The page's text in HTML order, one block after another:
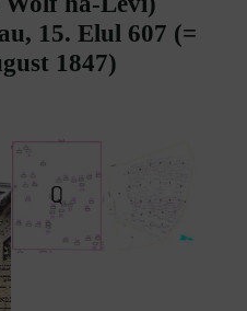
15. Elul 607 (=
1847)